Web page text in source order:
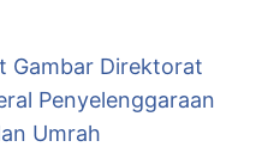
Gambar Direktorat
Penyelenggaraan
Umrah